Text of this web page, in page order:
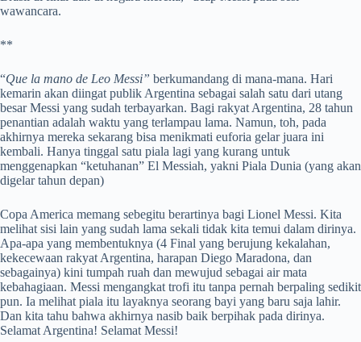
wawancara.
**
“Que la mano de Leo Messi” berkumandang di mana-mana. Hari
kemarin akan diingat publik Argentina sebagai salah satu dari utang
besar Messi yang sudah terbayarkan. Bagi rakyat Argentina, 28 tahun
penantian adalah waktu yang terlampau lama. Namun, toh, pada
akhirnya mereka sekarang bisa menikmati euforia gelar juara ini
kembali. Hanya tinggal satu piala lagi yang kurang untuk
menggenapkan “ketuhanan” El Messiah, yakni Piala Dunia (yang akan
digelar tahun depan)
Copa America memang sebegitu berartinya bagi Lionel Messi. Kita
melihat sisi lain yang sudah lama sekali tidak kita temui dalam dirinya.
Apa-apa yang membentuknya (4 Final yang berujung kekalahan,
kekecewaan rakyat Argentina, harapan Diego Maradona, dan
sebagainya) kini tumpah ruah dan mewujud sebagai air mata
kebahagiaan. Messi mengangkat trofi itu tanpa pernah berpaling sedikit
pun. Ia melihat piala itu layaknya seorang bayi yang baru saja lahir.
Dan kita tahu bahwa akhirnya nasib baik berpihak pada dirinya.
Selamat Argentina! Selamat Messi!